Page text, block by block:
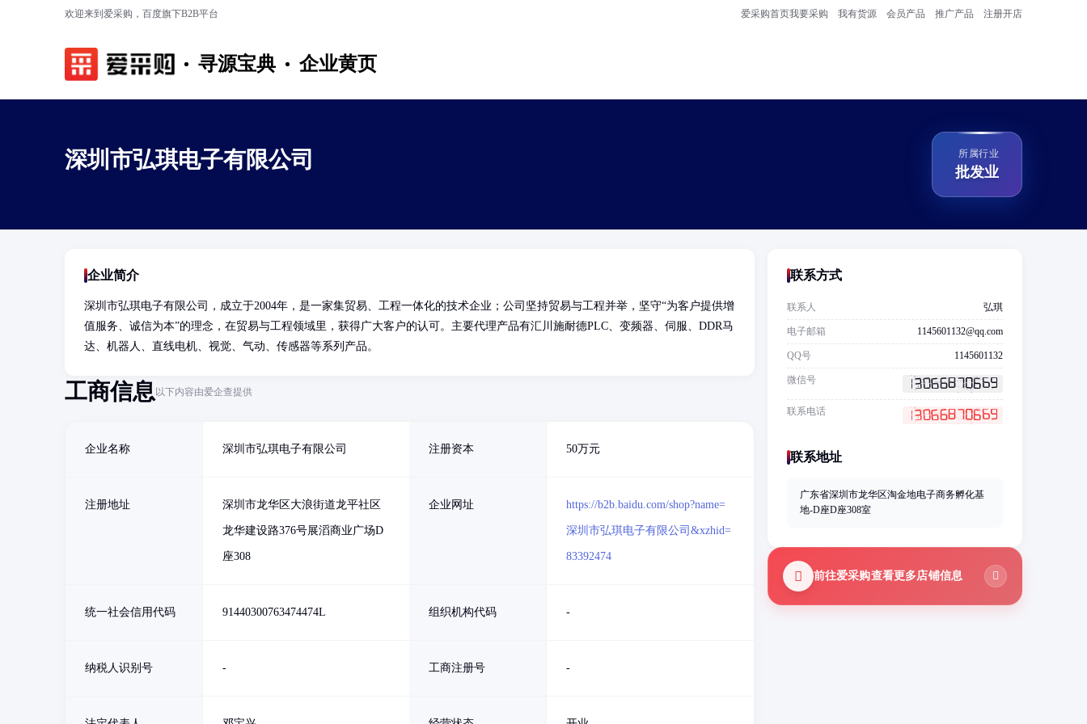
欢迎来到爱采购，百度旗下B2B平台 爱采购首页我要采购 我有货源 会员产品 推广产品 注册开店
寻源宝典 企业黄页
深圳市弘琪电子有限公司 所属行业
批发业
企业简介
深圳市弘琪电子有限公司，成立于2004年，是一家集贸易、工程一体化的技术企业；公司坚持贸易与工程并举，坚守“为客户提供增
值服务、诚信为本”的理念，在贸易与工程领域里，获得广大客户的认可。主要代理产品有汇川施耐德PLC、变频器、伺服、DDR马
达、机器人、直线电机、视觉、气动、传感器等系列产品。
工商信息以下内容由爱企查提供
企业名称 深圳市弘琪电子有限公司 注册资本 50万元
注册地址 深圳市龙华区大浪街道龙平社区
龙华建设路376号展滔商业广场D
座308
企业网址 https://b2b.baidu.com/shop?name=
深圳市弘琪电子有限公司&xzhid=
83392474
统一社会信用代码 91440300763474474L 组织机构代码 -
纳税人识别号 - 工商注册号 -
联系方式
联系人 弘琪
电子邮箱 1145601132@qq.com
QQ号 1145601132
微信号
联系电话
联系地址
广东省深圳市龙华区淘金地电子商务孵化基
地-D座D座308室
前往爱采购查看更多店铺信息